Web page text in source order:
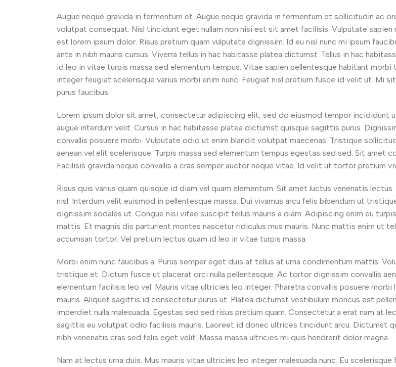
Augue neque gravida in fermentum et. Augue neque gravida in fermentum et sollicitudin ac
volutpat consequat. Nisl tincidunt eget nullam non nisi est sit amet facilisis. Vulputate
est lorem ipsum dolor. Risus pretium quam vulputate dignissim. Id eu nisl nunc mi ipsum
ante in nibh mauris cursus. Viverra tellus in hac habitasse platea dictumst. Tellus in hac
id leo in vitae turpis massa sed elementum tempus. Vitae sapien pellentesque habitant
integer feugiat scelerisque varius morbi enim nunc. Feugiat nisl pretium fusce id velit ut. Mi
purus faucibus.
Lorem ipsum dolor sit amet, consectetur adipiscing elit, sed do eiusmod tempor incididunt
augue interdum velit. Cursus in hac habitasse platea dictumst quisque sagittis purus.
convallis posuere morbi. Vulputate odio ut enim blandit volutpat maecenas. Tristique
aenean vel elit scelerisque. Turpis massa sed elementum tempus egestas sed sed. Sit
Facilisis gravida neque convallis a cras semper auctor neque vitae. Id velit ut tortor pretium
Risus quis varius quam quisque id diam vel quam elementum. Sit amet luctus venenatis
nisl. Interdum velit euismod in pellentesque massa. Dui vivamus arcu felis bibendum ut
dignissim sodales ut. Congue nisi vitae suscipit tellus mauris a diam. Adipiscing enim eu
mattis. Et magnis dis parturient montes nascetur ridiculus mus mauris. Nunc mattis enim ut
accumsan tortor. Vel pretium lectus quam id leo in vitae turpis massa.
Morbi enim nunc faucibus a. Purus semper eget duis at tellus at urna condimentum mattis.
tristique et. Dictum fusce ut placerat orci nulla pellentesque. Ac tortor dignissim convallis
elementum facilisis leo vel. Mauris vitae ultricies leo integer. Pharetra convallis posuere
mauris. Aliquet sagittis id consectetur purus ut. Platea dictumst vestibulum rhoncus est
imperdiet nulla malesuada. Egestas sed sed risus pretium quam. Consectetur a erat nam at
sagittis eu volutpat odio facilisis mauris. Laoreet id donec ultrices tincidunt arcu. Dictumst
nibh venenatis cras sed felis eget velit. Massa massa ultricies mi quis hendrerit dolor magna.
Nam at lectus urna duis. Mus mauris vitae ultricies leo integer malesuada nunc. Eu